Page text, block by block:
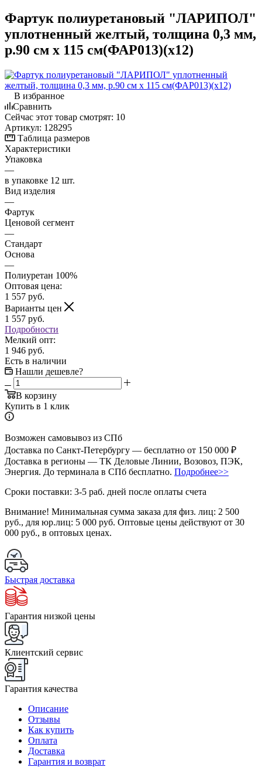
Фартук полиуретановый "ЛАРИПОЛ"
уплотненный желтый, толщина 0,3 мм,
р.90 см х 115 см(ФАР013)(х12)
В избранное
Сравнить
Сейчас этот товар смотрят: 10
Артикул: 128295
Таблица размеров
Характеристики
Упаковка
—
в упаковке 12 шт.
Вид изделия
—
Фартук
Ценовой сегмент
—
Стандарт
Основа
—
Полиуретан 100%
Оптовая цена:
1 557 руб.
Варианты цен
1 557 руб.
Подробности
Мелкий опт:
1 946 руб.
Есть в наличии
Нашли дешевле?
В корзину
Купить в 1 клик
Возможен самовывоз из СПб
Доставка по Санкт-Петербургу — бесплатно от 150 000 ₽
Доставка в регионы — ТК Деловые Линии, Возовоз, ПЭК,
Энергия. До терминала в СПб бесплатно. Подробнее>>
Сроки поставки: 3-5 раб. дней после оплаты счета
Внимание! Минимальная сумма заказа для физ. лиц: 2 500
руб., для юр.лиц: 5 000 руб. Оптовые цены действуют от 30
000 руб., в оптовых ценах.
Быстрая доставка
Гарантия низкой цены
Клиентский сервис
Гарантия качества
Описание
Отзывы
Как купить
Оплата
Доставка
Гарантия и возврат